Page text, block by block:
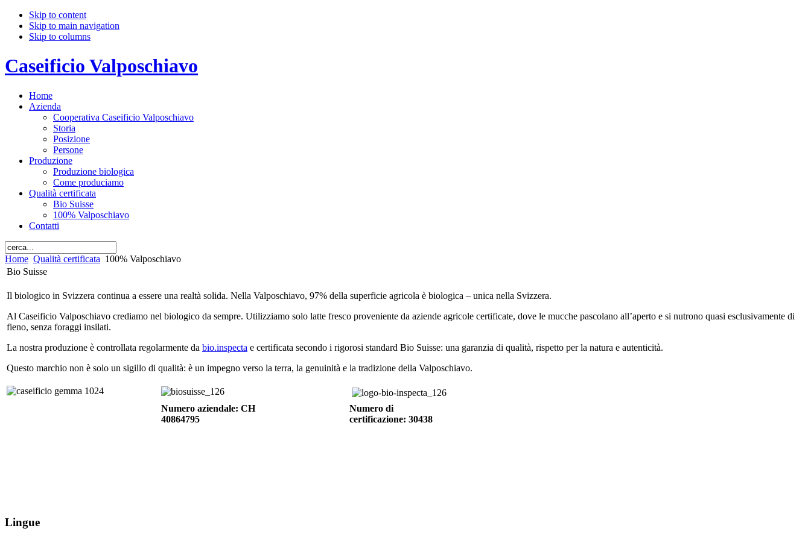
Skip to content
Skip to main navigation
Skip to columns
Caseificio Valposchiavo
Home
Azienda
Cooperativa Caseificio Valposchiavo
Storia
Posizione
Persone
Produzione
Produzione biologica
Come produciamo
Qualità certificata
Bio Suisse
100% Valposchiavo
Contatti
Home Qualità certificata 100% Valposchiavo
Bio Suisse
Il biologico in Svizzera continua a essere una realtà solida. Nella Valposchiavo, 97% della superficie agricola è biologica – unica nella Svizzera.
Al Caseificio Valposchiavo crediamo nel biologico da sempre. Utilizziamo solo latte fresco proveniente da aziende agricole certificate, dove le mucche pascolano all’aperto e si nutrono quasi esclusivamente di
fieno, senza foraggi insilati.
La nostra produzione è controllata regolarmente da bio.inspecta e certificata secondo i rigorosi standard Bio Suisse: una garanzia di qualità, rispetto per la natura e autenticità.
Questo marchio non è solo un sigillo di qualità: è un impegno verso la terra, la genuinità e la tradizione della Valposchiavo.
Numero aziendale: CH
40864795
Numero di
certificazione: 30438
Lingue